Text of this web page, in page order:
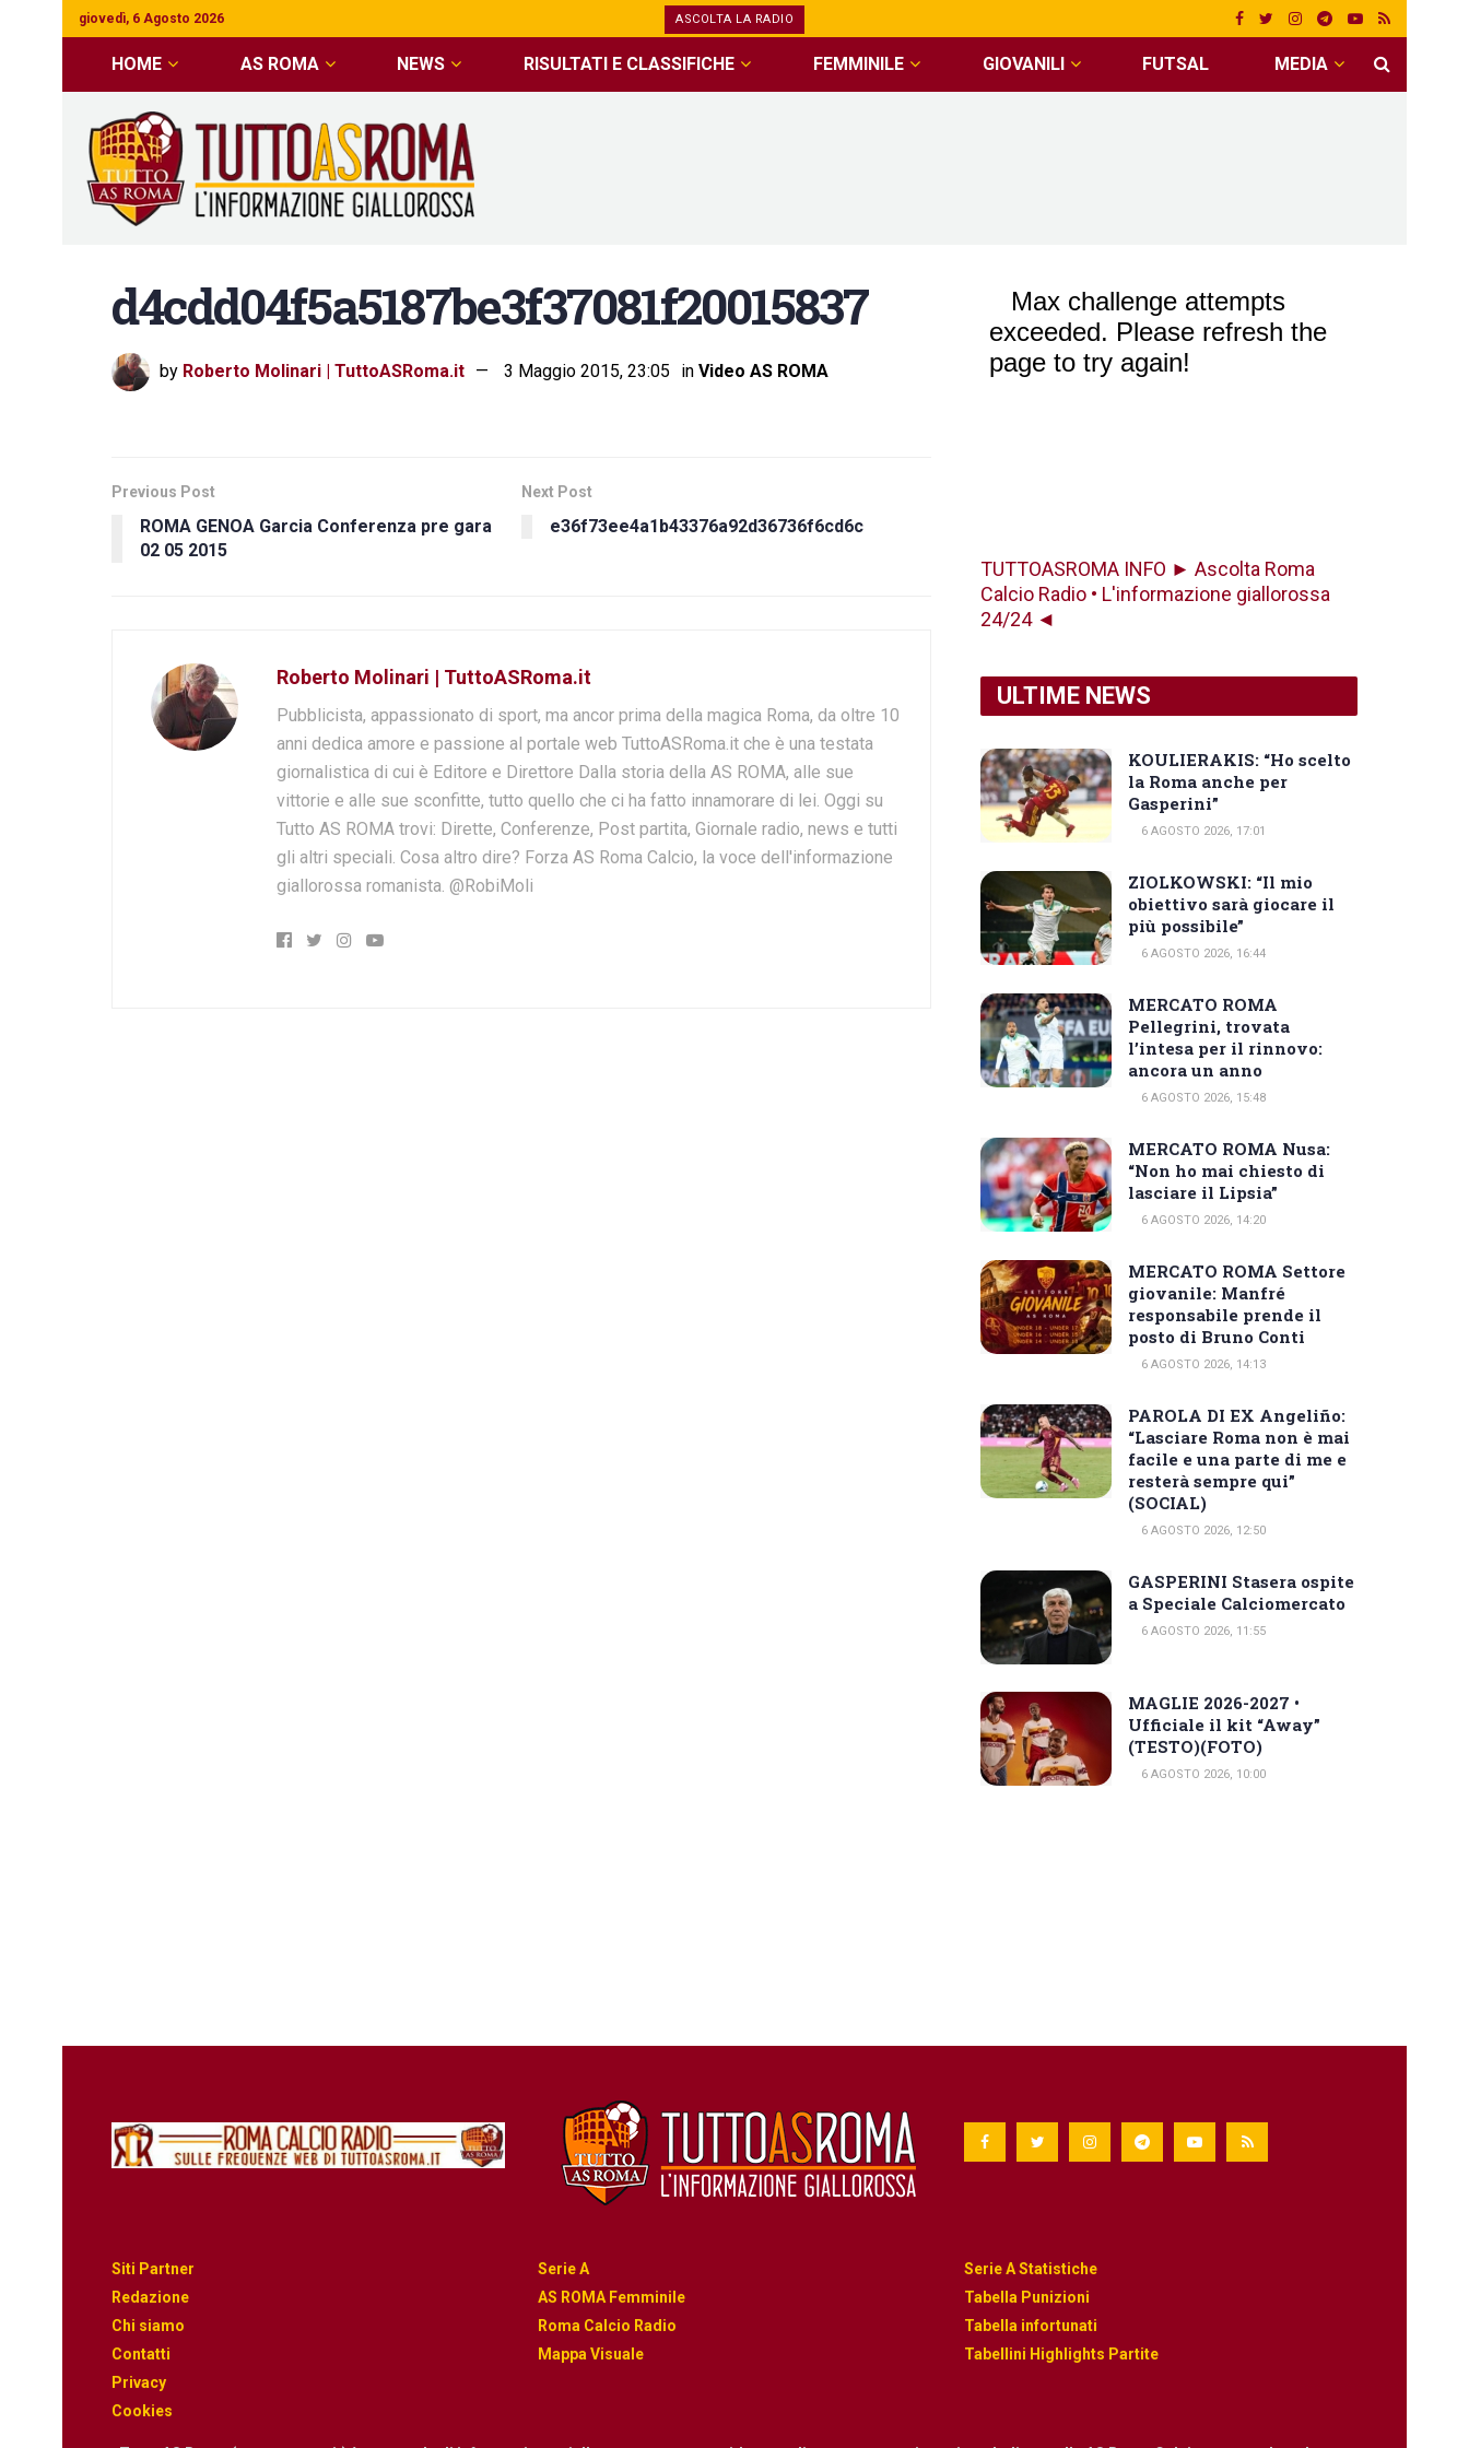
giovedì, 6 Agosto 2026 ASCOLTA LA RADIO
HOME AS ROMA NEWS RISULTATI E CLASSIFICHE FEMMINILE GIOVANILI FUTSAL MEDIA
d4cdd04f5a5187be3f37081f20015837
by Roberto Molinari | TuttoASRoma.it 3 Maggio 2015, 23:05 in Video AS ROMA
Previous Post
ROMA GENOA Garcia Conferenza pre gara
02 05 2015
Next Post
e36f73ee4a1b43376a92d36736f6cd6c
Roberto Molinari | TuttoASRoma.it
Pubblicista, appassionato di sport, ma ancor prima della magica Roma, da oltre 10
anni dedica amore e passione al portale web TuttoASRoma.it che è una testata
giornalistica di cui è Editore e Direttore Dalla storia della AS ROMA, alle sue
vittorie e alle sue sconfitte, tutto quello che ci ha fatto innamorare di lei. Oggi su
Tutto AS ROMA trovi: Dirette, Conferenze, Post partita, Giornale radio, news e tutti
gli altri speciali. Cosa altro dire? Forza AS Roma Calcio, la voce dell'informazione
giallorossa romanista. @RobiMoli
TUTTOASROMA INFO ► Ascolta Roma
Calcio Radio • L'informazione giallorossa
24/24 ◄
ULTIME NEWS
KOULIERAKIS: “Ho scelto
la Roma anche per
Gasperini”
6 AGOSTO 2026, 17:01
ZIOLKOWSKI: “Il mio
obiettivo sarà giocare il
più possibile”
6 AGOSTO 2026, 16:44
MERCATO ROMA
Pellegrini, trovata
l’intesa per il rinnovo:
ancora un anno
6 AGOSTO 2026, 15:48
MERCATO ROMA Nusa:
“Non ho mai chiesto di
lasciare il Lipsia”
6 AGOSTO 2026, 14:20
MERCATO ROMA Settore
giovanile: Manfré
responsabile prende il
posto di Bruno Conti
6 AGOSTO 2026, 14:13
PAROLA DI EX Angeliño:
“Lasciare Roma non è mai
facile e una parte di me e
resterà sempre qui”
(SOCIAL)
6 AGOSTO 2026, 12:50
GASPERINI Stasera ospite
a Speciale Calciomercato
6 AGOSTO 2026, 11:55
MAGLIE 2026-2027 •
Ufficiale il kit “Away”
(TESTO)(FOTO)
6 AGOSTO 2026, 10:00
Siti Partner
Redazione
Chi siamo
Contatti
Privacy
Cookies
Serie A
AS ROMA Femminile
Roma Calcio Radio
Mappa Visuale
Serie A Statistiche
Tabella Punizioni
Tabella infortunati
Tabellini Highlights Partite